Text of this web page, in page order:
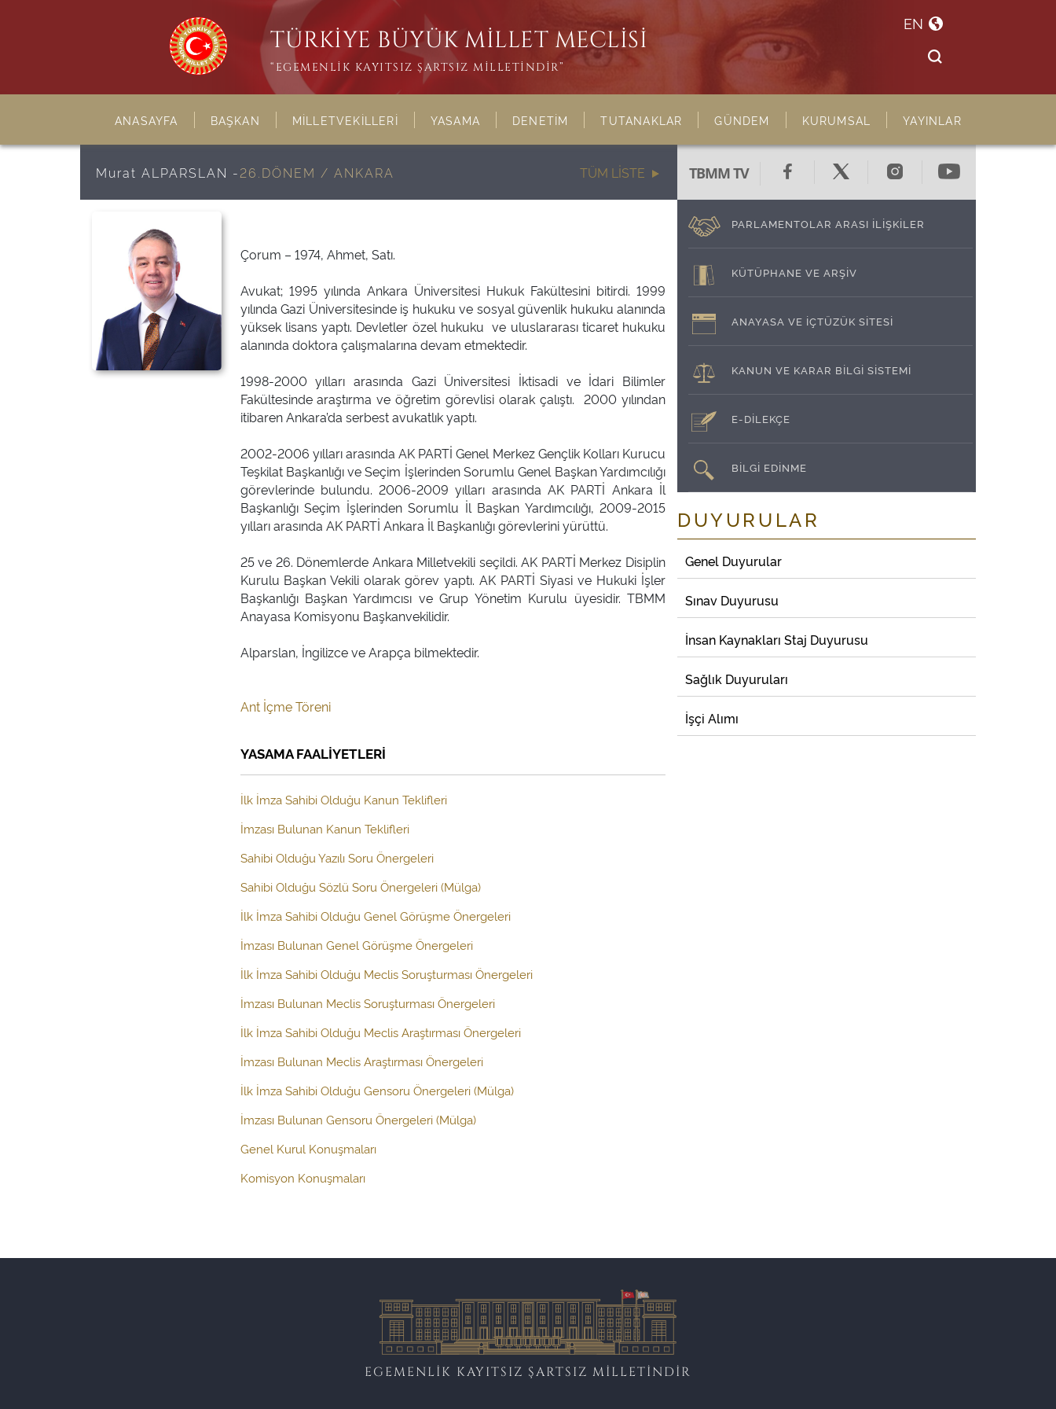
TÜRKİYE BÜYÜK MİLLET MECLİSİ
“EGEMENLİK KAYITSIZ ŞARTSIZ MİLLETİNDİR”
EN
ANASAYFA BAŞKAN MİLLETVEKİLLERİ YASAMA DENETİM TUTANAKLAR GÜNDEM KURUMSAL YAYINLAR
Murat ALPARSLAN -26.DÖNEM / ANKARA TÜM LİSTE
Çorum – 1974, Ahmet, Satı.
Avukat; 1995 yılında Ankara Üniversitesi Hukuk Fakültesini bitirdi. 1999
yılında Gazi Üniversitesinde iş hukuku ve sosyal güvenlik hukuku alanında
yüksek lisans yaptı. Devletler özel hukuku ve uluslararası ticaret hukuku
alanında doktora çalışmalarına devam etmektedir.
1998-2000 yılları arasında Gazi Üniversitesi İktisadi ve İdari Bilimler
Fakültesinde araştırma ve öğretim görevlisi olarak çalıştı. 2000 yılından
itibaren Ankara’da serbest avukatlık yaptı.
2002-2006 yılları arasında AK PARTİ Genel Merkez Gençlik Kolları Kurucu
Teşkilat Başkanlığı ve Seçim İşlerinden Sorumlu Genel Başkan Yardımcılığı
görevlerinde bulundu. 2006-2009 yılları arasında AK PARTİ Ankara İl
Başkanlığı Seçim İşlerinden Sorumlu İl Başkan Yardımcılığı, 2009-2015
yılları arasında AK PARTİ Ankara İl Başkanlığı görevlerini yürüttü.
25 ve 26. Dönemlerde Ankara Milletvekili seçildi. AK PARTİ Merkez Disiplin
Kurulu Başkan Vekili olarak görev yaptı. AK PARTİ Siyasi ve Hukuki İşler
Başkanlığı Başkan Yardımcısı ve Grup Yönetim Kurulu üyesidir. TBMM
Anayasa Komisyonu Başkanvekilidir.
Alparslan, İngilizce ve Arapça bilmektedir.
Ant İçme Töreni
YASAMA FAALİYETLERİ
İlk İmza Sahibi Olduğu Kanun Teklifleri
İmzası Bulunan Kanun Teklifleri
Sahibi Olduğu Yazılı Soru Önergeleri
Sahibi Olduğu Sözlü Soru Önergeleri (Mülga)
İlk İmza Sahibi Olduğu Genel Görüşme Önergeleri
İmzası Bulunan Genel Görüşme Önergeleri
İlk İmza Sahibi Olduğu Meclis Soruşturması Önergeleri
İmzası Bulunan Meclis Soruşturması Önergeleri
İlk İmza Sahibi Olduğu Meclis Araştırması Önergeleri
İmzası Bulunan Meclis Araştırması Önergeleri
İlk İmza Sahibi Olduğu Gensoru Önergeleri (Mülga)
İmzası Bulunan Gensoru Önergeleri (Mülga)
Genel Kurul Konuşmaları
Komisyon Konuşmaları
TBMM TV
PARLAMENTOLAR ARASI İLİŞKİLER
KÜTÜPHANE VE ARŞİV
ANAYASA VE İÇTÜZÜK SİTESİ
KANUN VE KARAR BİLGİ SİSTEMİ
E-DİLEKÇE
BİLGİ EDİNME
DUYURULAR
Genel Duyurular
Sınav Duyurusu
İnsan Kaynakları Staj Duyurusu
Sağlık Duyuruları
İşçi Alımı
EGEMENLİK KAYITSIZ ŞARTSIZ MİLLETİNDİR